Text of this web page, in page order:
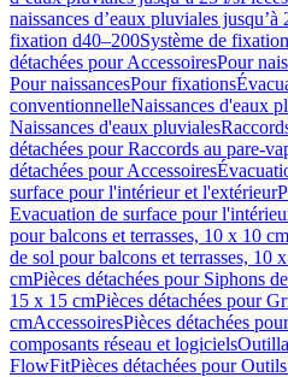
naissances d’eaux pluviales jusqu’à
fixation d40–200Système de
détachées pour AccessoiresPour
Pour naissancesPour fixations
conventionnelleNaissances d'eaux
Naissances d'eaux pluviales
détachées pour Raccords au pare-
détachées pour Accessoires
surface pour l'intérieur et l'extérieur
Evacuation de surface pour
pour balcons et terrasses, 10 x 10 cm
de sol pour balcons et terrasses, 10
cmPièces détachées pour Siphons
15 x 15 cmPièces détachées pour
cmAccessoiresPièces détachées
composants réseau et logiciels
FlowFitPièces détachées pour